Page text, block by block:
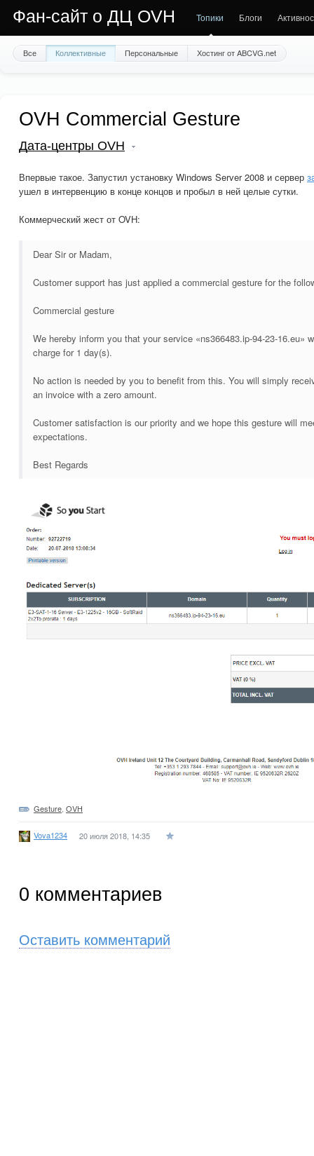
Фан-сайт о ДЦ OVH Топики Блоги
Все Коллективные Персональные Хостинг от ABCVG.net
OVH Commercial Gesture
Дата-центры OVH
Впервые такое. Запустил установку Windows Server 2008 и сервер
ушел в интервенцию в конце концов и пробыл в ней целые сутки.
Коммерческий жест от OVH:
Dear Sir or Madam,
Customer support has just applied a commercial gesture for the
Commercial gesture
We hereby inform you that your service «ns366483.ip-94-23-16.eu»
charge for 1 day(s).
No action is needed by you to benefit from this. You will simply
an invoice with a zero amount.
Customer satisfaction is our priority and we hope this gesture will
expectations.
Best Regards
Gesture OVH
Vova1234 20 июля 2018, 14:35
0 комментариев
Оставить комментарий